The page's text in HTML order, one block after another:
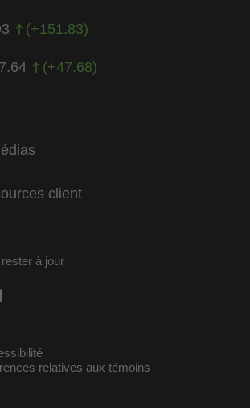
(+151.83)
(+47.68)
client
à jour
relatives aux témoins